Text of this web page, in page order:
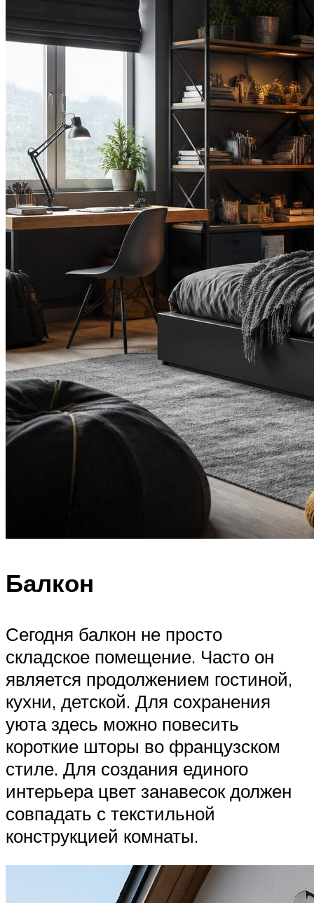
Балкон
Сегодня балкон не просто
складское помещение. Часто он
является продолжением гостиной,
кухни, детской. Для сохранения
уюта здесь можно повесить
короткие шторы во французском
стиле. Для создания единого
интерьера цвет занавесок должен
совпадать с текстильной
конструкцией комнаты.